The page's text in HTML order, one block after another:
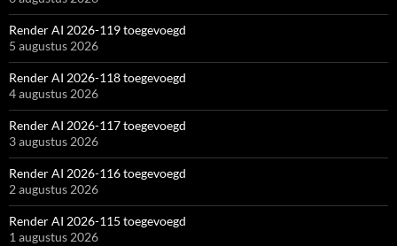
Render AI 2026-119 toegevoegd
5 augustus 2026
Render AI 2026-118 toegevoegd
4 augustus 2026
Render AI 2026-117 toegevoegd
3 augustus 2026
Render AI 2026-116 toegevoegd
2 augustus 2026
Render AI 2026-115 toegevoegd
1 augustus 2026